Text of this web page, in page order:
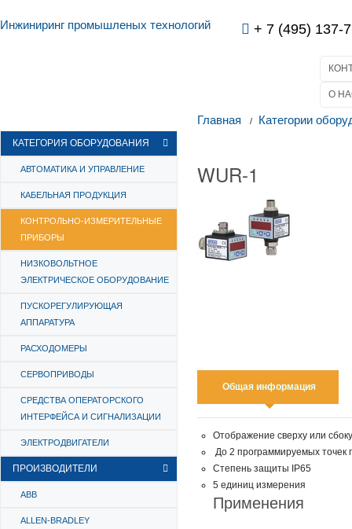
Инжиниринг промышленых технологий + 7 (495) 137-
О
КАТЕГОРИЯ ОБОРУДОВАНИЯ
АВТОМАТИКА И УПРАВЛЕНИЕ
КАБЕЛЬНАЯ ПРОДУКЦИЯ
КОНТРОЛЬНО-ИЗМЕРИТЕЛЬНЫЕ
ПРИБОРЫ
НИЗКОВОЛЬТНОЕ
ЭЛЕКТРИЧЕСКОЕ ОБОРУДОВАНИЕ
ПУСКОРЕГУЛИРУЮЩАЯ
АППАРАТУРА
РАСХОДОМЕРЫ
СЕРВОПРИВОДЫ
СРЕДСТВА ОПЕРАТОРСКОГО
ИНТЕРФЕЙСА И СИГНАЛИЗАЦИИ
ЭЛЕКТРОДВИГАТЕЛИ
ПРОИЗВОДИТЕЛИ
ABB
ALLEN-BRADLEY
Главная Категории
WUR-1
Общая информация
Отображение сверху или
До 2 программируемых точек
Степень защиты IP65
5 единиц измерения
Применения